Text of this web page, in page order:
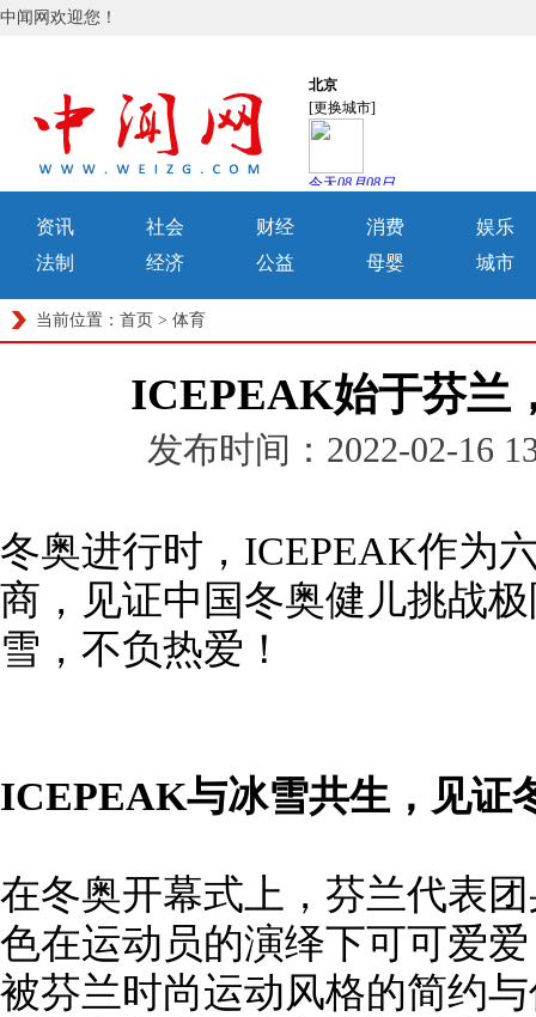
中闻网欢迎您！
资讯 社会 财经 消费
娱乐
法制
经济 公益 母婴 城市
当前位置： 首页 > 体育
ICEPEAK始于芬兰
发布时间：2022-02-16
冬奥进行时，ICEPEAK作为
商，见证中国冬奥健儿挑战
雪，不负热爱！
ICEPEAK与冰雪共生，见证
在冬奥开幕式上，芬兰代表
色在运动员的演绎下可可爱
被芬兰时尚运动风格的简约